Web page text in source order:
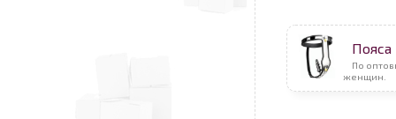
По
женщин.